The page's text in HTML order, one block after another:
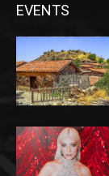
EVENTS